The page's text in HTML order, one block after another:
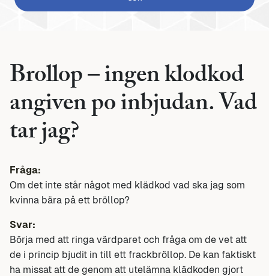
Brollop – ingen klodkod
angiven po inbjudan. Vad
tar jag?
Fråga:
Om det inte står något med klädkod vad ska jag som
kvinna bära på ett bröllop?
Svar:
Börja med att ringa värdparet och fråga om de vet att
de i princip bjudit in till ett frackbröllop. De kan faktiskt
ha missat att de genom att utelämna klädkoden gjort